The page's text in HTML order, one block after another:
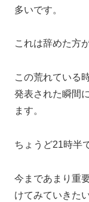
多いです。
これは辞めた方
この荒れている
発表された瞬間
ます。
ちょうど21時半
今まであまり重
けてみていきた